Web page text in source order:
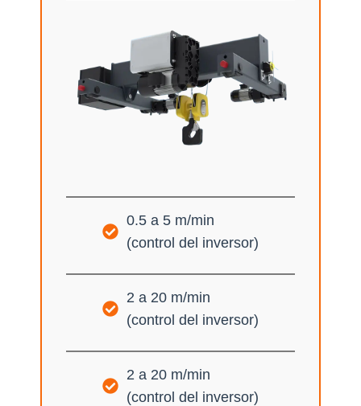
0.5 a 5 m/min
(control del inversor)
2 a 20 m/min
(control del inversor)
2 a 20 m/min
(control del inversor)